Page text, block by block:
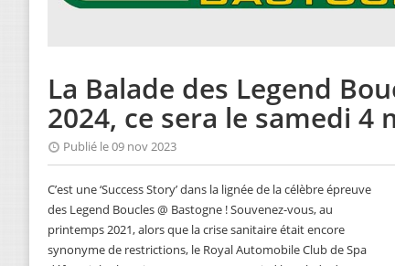
La Balade des Legend
2024, ce sera le samedi 4
Publié le 09 nov 2023
C’est une ‘Success Story’ dans la lignée de la célèbre épreuve
des Legend Boucles @ Bastogne ! Souvenez-vous, au
printemps 2021, alors que la crise sanitaire était encore
synonyme de restrictions, le Royal Automobile Club de Spa